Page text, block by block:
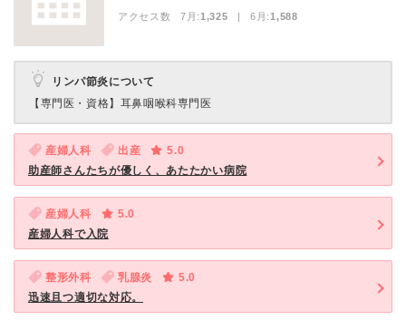
アクセス数 7月:1,325 | 6月:1,588
リンパ節炎について
【専門医・資格】 耳鼻咽喉科専門医
産婦人科 出産
5.0
助産師さんたちが優しく、あたたかい病院
産婦人科
5.0
産婦人科で入院
整形外科 乳腺炎
5.0
迅速且つ適切な対応。